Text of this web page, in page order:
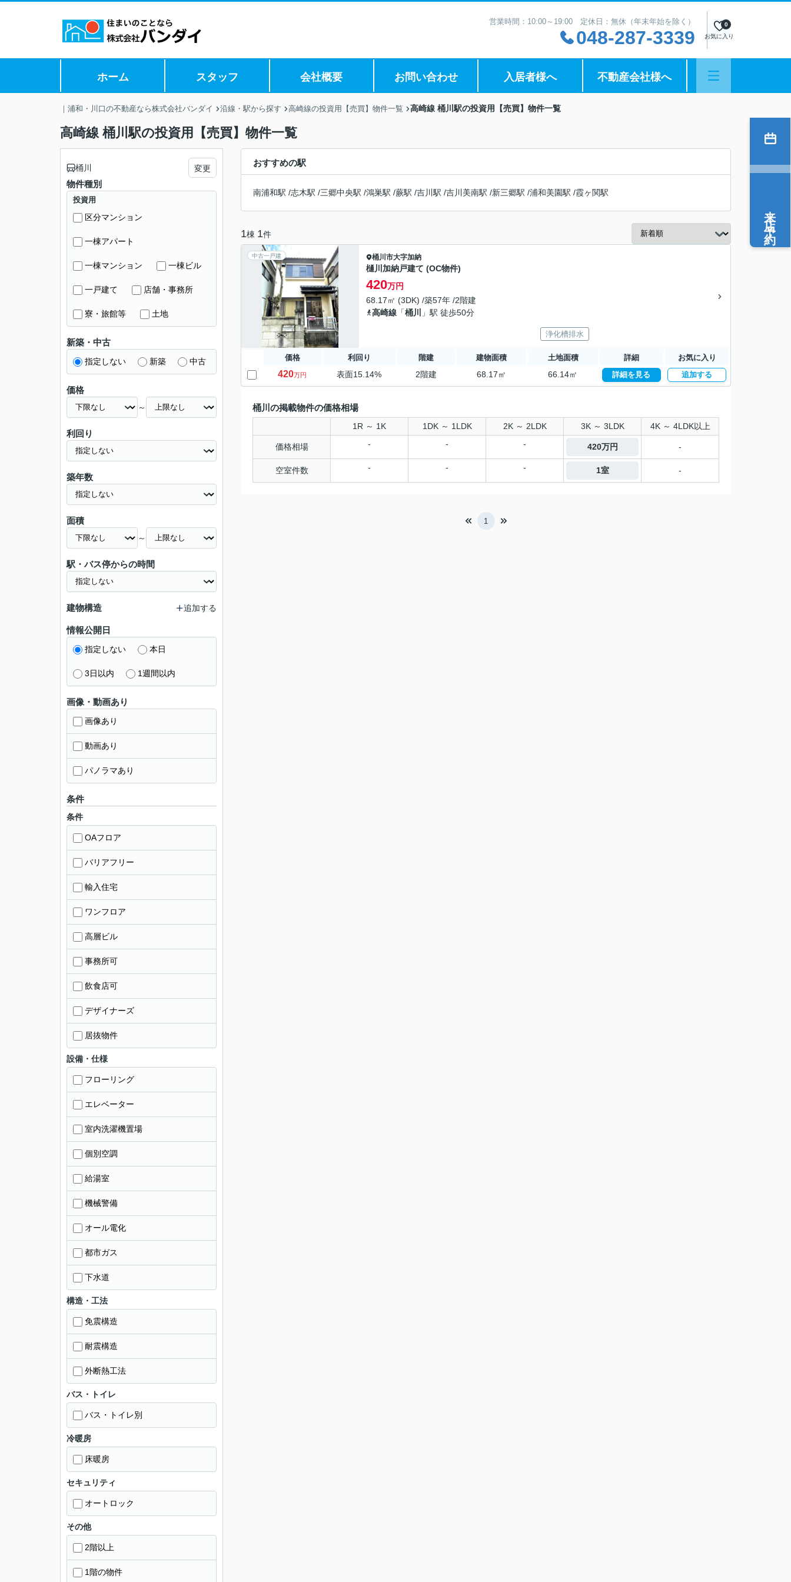
営業時間：10:00～19:00 定休日：無休（年末年始を除く）
048-287-3339 お気に入り
0
ホーム スタッフ 会社概要 お問い合わせ 入居者様へ 不動産会社様へ
｜浦和・川口の不動産なら株式会社バンダイ 沿線・駅から探す 高崎線の投資用【売買】物件一覧 高崎線 桶川駅の投資用【売買】物件一覧
高崎線 桶川駅の投資用【売買】物件一覧
おすすめの駅
南浦和駅 /志木駅 /三郷中央駅 /鴻巣駅 /蕨駅 /吉川駅 /吉川美南駅 /新三郷駅 /浦和美園駅 /霞ヶ関駅
1棟 1件
中古一戸建 桶川市大字加納
樋川加納戸建て (OC物件)
420万円
68.17㎡ (3DK) /築57年 /2階建
高崎線 「桶川 」駅 徒歩50分
浄化槽排水
価格 利回り 階建 建物面積 土地面積 詳細 お気に入り
420万円 表面15.14% 2階建 68.17㎡ 66.14㎡ 詳細を見る 追加する
桶川の掲載物件の価格相場
1R ～ 1K 1DK ～ 1LDK 2K ～ 2LDK 3K ～ 3LDK 4K ～ 4LDK以上
価格相場 - - - 420万円 -
空室件数 - - - 1室 -
1
桶川 変更
物件種別
投資用
区分マンション
一棟アパート
一棟マンション 一棟ビル
一戸建て 店舗・事務所
寮・旅館等 土地
新築・中古
指定しない 新築 中古
価格
～
利回り
築年数
面積
～
駅・バス停からの時間
建物構造 追加する
情報公開日
指定しない 本日
3日以内 1週間以内
画像・動画あり
画像あり
動画あり
パノラマあり
条件
条件
OAフロア
バリアフリー
輸入住宅
ワンフロア
高層ビル
事務所可
飲食店可
デザイナーズ
居抜物件
設備・仕様
フローリング
エレベーター
室内洗濯機置場
個別空調
給湯室
機械警備
オール電化
都市ガス
下水道
構造・工法
免震構造
耐震構造
外断熱工法
バス・トイレ
バス・トイレ別
冷暖房
床暖房
セキュリティ
オートロック
その他
2階以上
1階の物件
来店予約